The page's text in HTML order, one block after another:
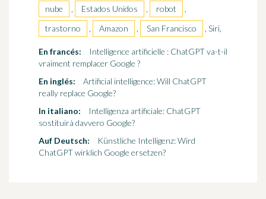
nube
, Estados Unidos , robot
,
trastorno
, Amazon , San Francisco , Siri,
En francés:
Intelligence artificielle : ChatGPT va-t-il
vraiment remplacer Google ?
En inglés:
Artificial intelligence: Will ChatGPT
really replace Google?
In italiano:
Intelligenza artificiale: ChatGPT
sostituirà davvero Google?
Auf Deutsch:
Künstliche Intelligenz: Wird
ChatGPT wirklich Google ersetzen?